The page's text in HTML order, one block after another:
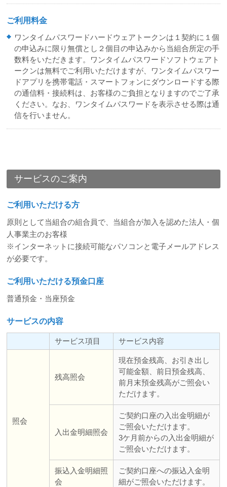
ご利用料金
ワンタイムパスワードハードウェアトークンは１契約に１個
の申込みに限り無償とし２個目の申込みから当組合所定の手
数料をいただきます。ワンタイムパスワードソフトウェアト
ークンは無料でご利用いただけますが、ワンタイムパスワー
ドアプリを携帯電話・スマートフォンにダウンロードする際
の通信料・接続料は、お客様のご負担となりますのでご了承
ください。なお、ワンタイムパスワードを表示させる際は通
信を行いません。
サービスのご案内
ご利用いただける方
原則として当組合の組合員で、当組合が加入を認めた法人・個
人事業主のお客様
※インターネットに接続可能なパソコンと電子メールアドレス
が必要です。
ご利用いただける預金口座
普通預金・当座預金
サービスの内容
サービス項目 サービス内容
照会
残高照会
現在預金残高、お引き出し
可能金額、前日預金残高、
前月末預金残高がご照会い
ただけます。
入出金明細照会
ご契約口座の入出金明細が
ご照会いただけます。
3ケ月前からの入出金明細が
ご照会いただけます。
振込入金明細照
会
ご契約口座への振込入金明
細がご照会いただけます。